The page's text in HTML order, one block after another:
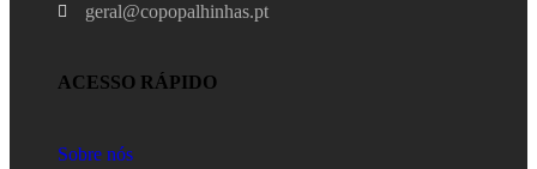
geral@copopalhinhas.pt
ACESSO RÁPIDO
Sobre nós